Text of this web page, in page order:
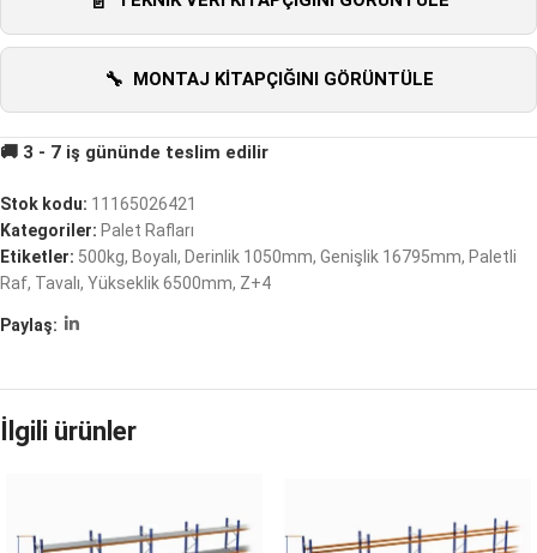
MONTAJ KITAPÇIĞINI GÖRÜNTÜLE
Stok kodu: 11165026421
Kategoriler: Palet Rafları
Etiketler: 500kg, Boyalı, Derinlik 1050mm, Genişlik 16795mm, Paletli
Raf, Tavalı, Yükseklik 6500mm, Z+4
Paylaş:
İlgili ürünler